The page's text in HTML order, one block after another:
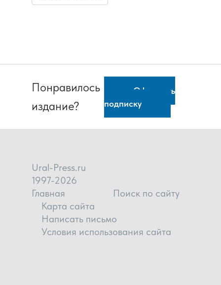
Понравилось
издание?
Оформить
подписку
Ural-Press.ru
1997-2026
Главная
Поиск по сайту
Карта сайта
Написать письмо
Условия использования сайта